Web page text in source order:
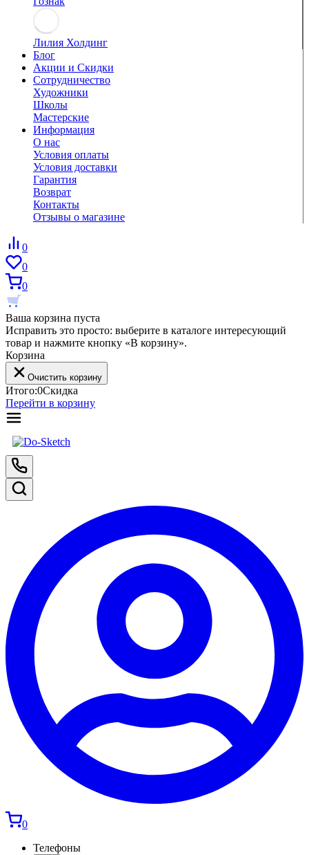
Лилия Холдинг
Блог
Акции и Скидки
Сотрудничество
Художники
Школы
Мастерские
Информация
О нас
Условия оплаты
Условия доставки
Гарантия
Возврат
Контакты
Отзывы о магазине
0
0
0
Ваша корзина пуста
Исправить это просто: выберите в каталоге интересующий
товар и нажмите кнопку «В корзину».
Корзина
Очистить корзину
Итого:0Скидка
Перейти в корзину
0
Телефоны